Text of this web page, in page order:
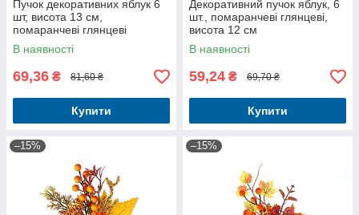
Пучок декоративних яблук 6
шт, висота 13 см,
помаранчеві глянцеві
В наявності
69,36 ₴ 81,60 ₴
Купити
Декоративний пучок яблук, 6
шт., помаранчеві глянцеві,
висота 12 см
В наявності
59,24 ₴ 69,70 ₴
Купити
–15% –15%